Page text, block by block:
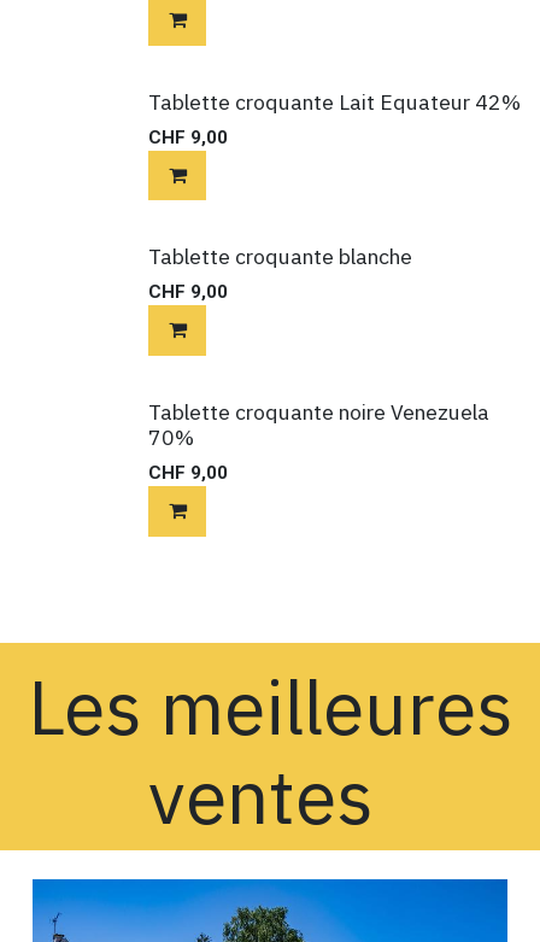
Tablette croquante Lait Equateur 42%
CHF 9,00
Tablette croquante blanche
CHF 9,00
Tablette croquante noire Venezuela
70%
CHF 9,00
Les meilleures
ventes